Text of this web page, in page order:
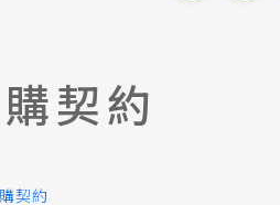
契約
契約